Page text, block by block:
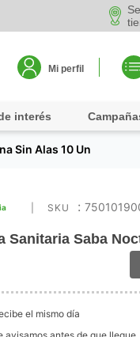
Mi perfil
interés
Sin Alas 10 Un
:
Sanitaria Saba
el mismo día